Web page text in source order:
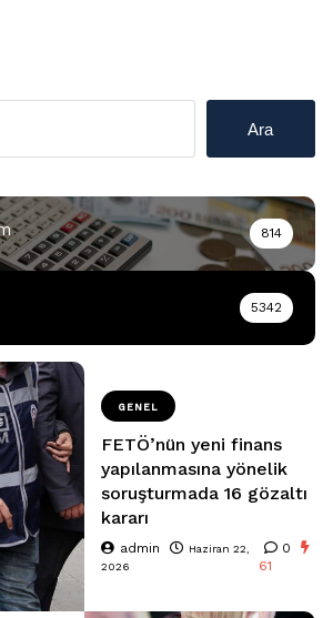
Ara
814
5342
GENEL
FETÖ’nün yeni finans
yapılanmasına yönelik
soruşturmada 16 gözaltı
kararı
admin
Haziran 22,
2026
0
61